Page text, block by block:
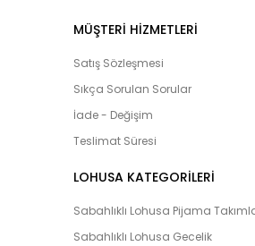
Onur, Free Angel, Çağrı,lohusa çarşı
adayları’nın yanı sıra
olduğumuz bebek setlerimiz
çıkış setlerini yaptıran ve
bulunmaktadır. Lohusahamile
vermeye çalışmaktadır. Kapıda
hamile olarak en hızlı bir şekilde
MÜŞTERI HIZMETLERI
Satış Sözleşmesi
Sıkça Sorulan Sorular
İade - Değişim
Teslimat Süresi
LOHUSA KATEGORİLERİ
Sabahlıklı Lohusa Pijama
Sabahlıklı Lohusa Gecelik